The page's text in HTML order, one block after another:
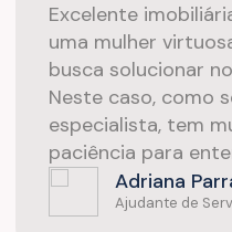
Adriana
Ajudante de
Excelente
uma mulher
busca solucionar
Neste caso, como
especialista, tem
paciência para